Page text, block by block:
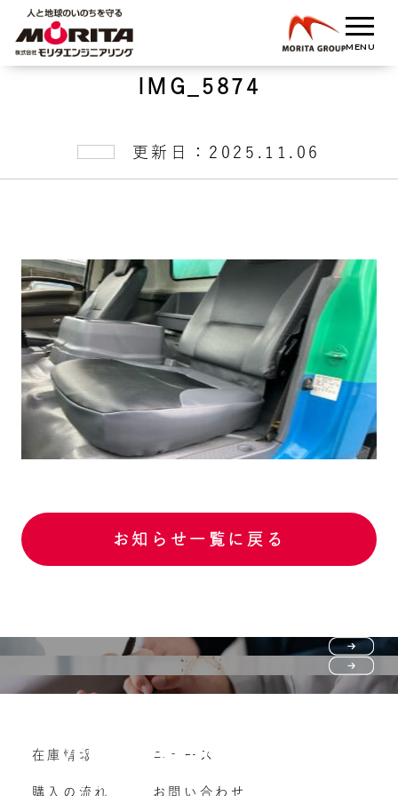
IMG_5874
更新日：2025.11.06
お知らせ一覧に戻る
購入の流れ
よくいただくご質問
Vehicle purchase
車両買い取り
在庫情報
購入の流れ
ニュース
お問い合わせ